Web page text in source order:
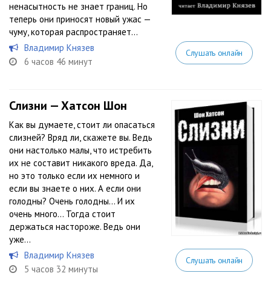
ненасытность не знает границ. Но
теперь они приносят новый ужас —
чуму, которая распространяет...
Владимир Князев
6 часов 46 минут
Слушать онлайн
Слизни — Хатсон Шон
Как вы думаете, стоит ли опасаться
слизней? Вряд ли, скажете вы. Ведь
они настолько малы, что истребить
их не составит никакого вреда. Да,
но это только если их немного и
если вы знаете о них. А если они
голодны? Очень голодны… И их
очень много… Тогда стоит
держаться настороже. Ведь они
уже...
Владимир Князев
5 часов 32 минуты
Слушать онлайн